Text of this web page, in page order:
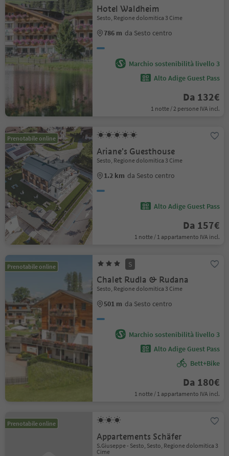
Hotel Waldheim
Sesto, Regione dolomitica 3 Cime
786 m da Sesto centro
Marchio sostenibilità livello 3
Alto Adige Guest Pass
Da 132€
1 notte / 2 persone IVA incl.
Prenotabile online
Ariane's Guesthouse
Sesto, Regione dolomitica 3 Cime
1.2 km da Sesto centro
Alto Adige Guest Pass
Da 157€
1 notte / 1 appartamento IVA incl.
Prenotabile online S
Chalet Rudla & Rudana
Sesto, Regione dolomitica 3 Cime
501 m da Sesto centro
Marchio sostenibilità livello 3
Alto Adige Guest Pass
Bett+Bike
Da 180€
1 notte / 1 appartamento IVA incl.
Prenotabile online
Appartements Schäfer
S.Giuseppe - Sesto, Sesto, Regione dolomitica 3
Cime